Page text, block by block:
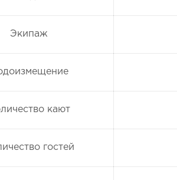
Экипаж
кают
гостей